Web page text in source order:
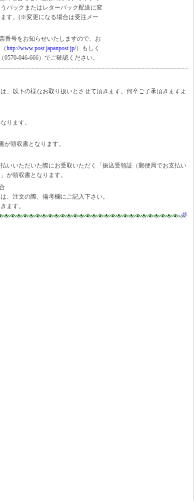
パックまたはレターパック配送に変
す。(※変更になる場合は受注メー
番号をお知らせいたしますので、お
http://www.post.japanpost.jp/）もしく
046-666）でご確認ください。
、以下の様なお取り扱いとさせて頂きます。何卒ご了承頂きますよ
ります。
領収書となります。
いいただいた際にお受取いただく「振込受領証（郵便局でお支払い
が領収書となります。
、注文の際、備考欄にご記入下さい。
ます。